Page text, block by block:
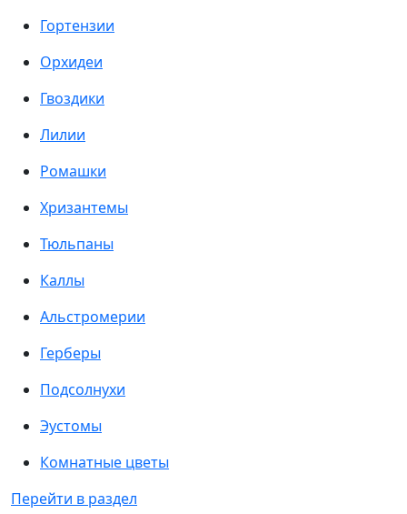
Гортензии
Орхидеи
Гвоздики
Лилии
Ромашки
Хризантемы
Тюльпаны
Каллы
Альстромерии
Герберы
Подсолнухи
Эустомы
Комнатные цветы
Перейти в раздел